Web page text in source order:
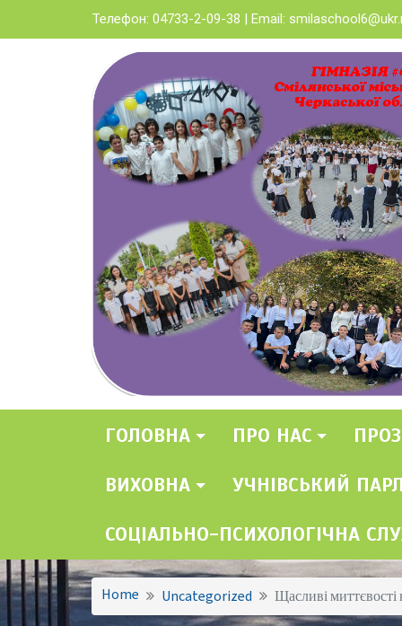
to
Телефон: 04733-2-09-38 | Email:
ГОЛОВНА ПРО НАС
ВИХОВНА УЧНІВСЬКИЙ
СОЦІАЛЬНО-ПСИХОЛОГІЧНА
Home Uncategorized Щасливі